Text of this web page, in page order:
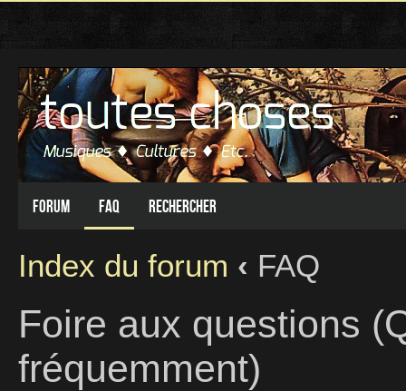
Forum FAQ Rechercher
Index du forum ‹ FAQ
Foire aux questions
fréquemment)